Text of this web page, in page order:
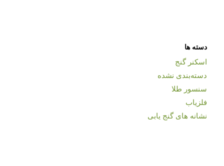
دسته ها
اسکنر گنج
دسته‌بندی نشده
سنسور طلا
فلزیاب
نشانه های گنج یابی